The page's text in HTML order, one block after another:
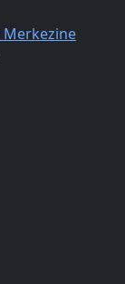
Merkezine